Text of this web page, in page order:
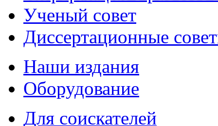
Ученый совет
Диссертационные
Наши издания
Оборудование
Для соискателей